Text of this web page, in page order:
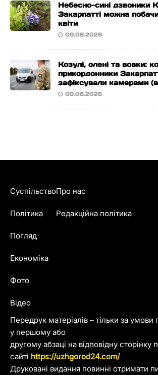
Небесно-сині дзвоники
Закарпатті можна
квіти
09.08.2026
Козулі, олені та вовки:
прикордонники
зафіксували камерами
09.08.2026
Передрук матеріалів – тільки за умови
у першому або
другому абзаці на відповідну сторінку
сайті https://uzhgorod24.com/
Друковані видання повинні отримати
Суспільство
Політика
Погляд
Економіка
Фото
Відео
Про нас
Редакційна політика